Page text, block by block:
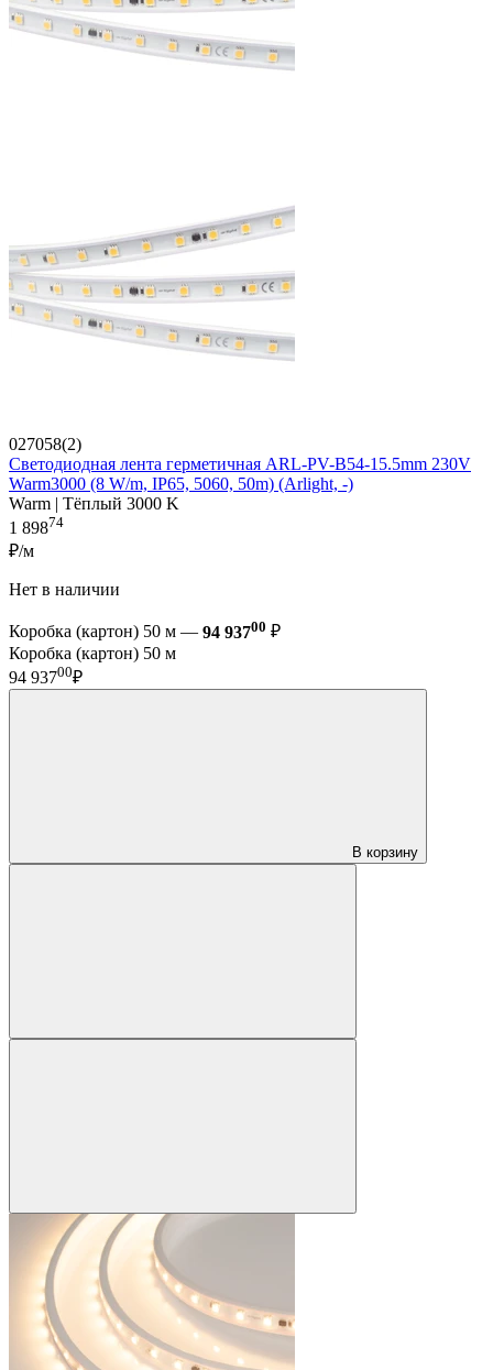
027058(2)
Светодиодная лента герметичная ARL-PV-B54-15.5mm 230V
Warm3000 (8 W/m, IP65, 5060, 50m) (Arlight, -)
Warm | Тёплый 3000 K
1 89874
₽/м
Нет в наличии
Коробка (картон) 50 м — 94 93700 ₽
Коробка (картон) 50 м
94 93700₽
В корзину